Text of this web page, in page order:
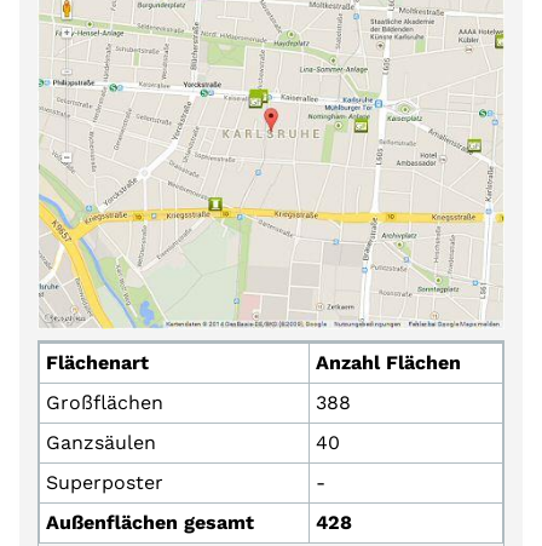
Flächenart
Anzahl Flächen
Großflächen
388
Ganzsäulen
40
Superposter
-
Außenflächen gesamt
428